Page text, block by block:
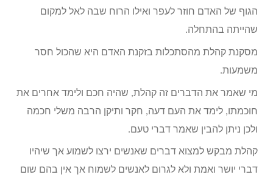
הגוף של האדם חוזר לעפר ואילו הרוח שבה לאל למקום
שהייתה בהתחלה.
מסקנת קהלת מהסתכלות בזקנת האדם היא שהכול חסר
משמעות.
מי שאמר את הדברים זה קהלת, שהיה חכם ולימד אחרים את
חוכמתו, לימד את העם דעה, חקר ותיקן הרבה משלי חכמה
ולכן ניתן להבין שאמר דברי טעם.
קהלת מבקש למצוא דברים שאנשים ירצו לשמוע אך שיהיו
דברי יושר ואמת ולא לגרום לאנשים לשמוח אך אין בהם שום